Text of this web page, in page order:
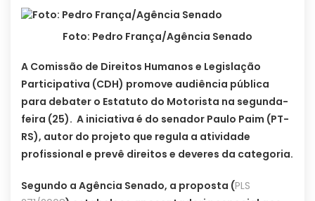
Foto: Pedro França/Agência Senado
A Comissão de Direitos Humanos e Legislação
Participativa (CDH) promove audiência pública
para debater o Estatuto do Motorista na segunda-
feira (25). A iniciativa é do senador Paulo Paim (PT-
RS), autor do projeto que regula a atividade
profissional e prevê direitos e deveres da categoria.
Segundo a Agência Senado, a proposta (PLS